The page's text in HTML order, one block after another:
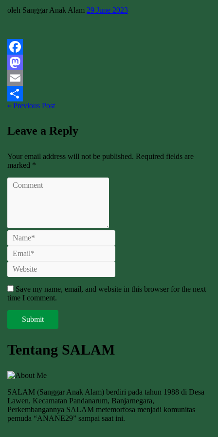
oleh Sanggar Anak Alam 29 June 2023
Facebook
Mastodon
Email
Share
« Previous Post
Leave a Reply
Your email address will not be published. Required fields are
marked *
Save my name, email, and website in this browser for the next
time I comment.
Tentang SALAM
SALAM (Sanggar Anak Alam) berdiri pada tahun 1988 di Desa
Lawen, Kecamatan Pandanarum, Banjarnegara,
Perkembangannya SALAM metemorfosa menjadi komunitas
pemuda “ANANE29” sampai saat ini.